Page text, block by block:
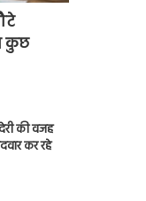
कुछ
की वजह
कर रहे